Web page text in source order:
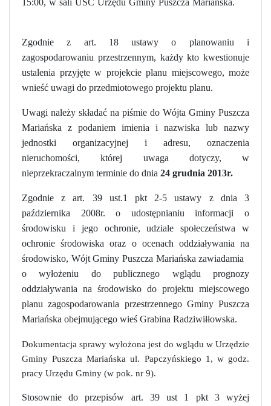
15:00, w sali USC Urzędu Gminy Puszcza Mariańska.
Zgodnie z art. 18 ustawy o planowaniu i
zagospodarowaniu przestrzennym, każdy kto kwestionuje
ustalenia przyjęte w projekcie planu miejscowego, może
wnieść uwagi do przedmiotowego projektu planu.
Uwagi należy składać na piśmie do Wójta Gminy Puszcza
Mariańska z podaniem imienia i nazwiska lub nazwy
jednostki organizacyjnej i adresu, oznaczenia
nieruchomości, której uwaga dotyczy, w
nieprzekraczalnym terminie do dnia 24 grudnia 2013r.
Zgodnie z art. 39 ust.1 pkt 2-5 ustawy z dnia 3
października 2008r. o udostępnianiu informacji o
środowisku i jego ochronie, udziale społeczeństwa w
ochronie środowiska oraz o ocenach oddziaływania na
środowisko, Wójt Gminy Puszcza Mariańska zawiadamia
o wyłożeniu do publicznego wglądu prognozy
oddziaływania na środowisko do projektu miejscowego
planu zagospodarowania przestrzennego Gminy Puszcza
Mariańska obejmującego wieś Grabina Radziwiłłowska.
Dokumentacja sprawy wyłożona jest do wglądu w Urzędzie
Gminy Puszcza Mariańska ul. Papczyńskiego 1, w godz.
pracy Urzędu Gminy (w pok. nr 9).
Stosownie do przepisów art. 39 ust 1 pkt 3 wyżej